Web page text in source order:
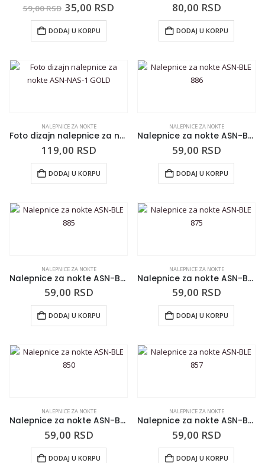
59,00RSD 35,00 RSD
DODAJ U KORPU
80,00 RSD
DODAJ U KORPU
NALEPNICE ZA NOKTE
Foto dizajn nalepnice za nokte ASN-NAS-1 GOLD
119,00 RSD
DODAJ U KORPU
NALEPNICE ZA NOKTE
Nalepnice za nokte ASN-BLE 886
59,00 RSD
DODAJ U KORPU
NALEPNICE ZA NOKTE
Nalepnice za nokte ASN-BLE 885
59,00 RSD
DODAJ U KORPU
NALEPNICE ZA NOKTE
Nalepnice za nokte ASN-BLE 875
59,00 RSD
DODAJ U KORPU
NALEPNICE ZA NOKTE
Nalepnice za nokte ASN-BLE 850
59,00 RSD
DODAJ U KORPU
NALEPNICE ZA NOKTE
Nalepnice za nokte ASN-BLE 857
59,00 RSD
DODAJ U KORPU